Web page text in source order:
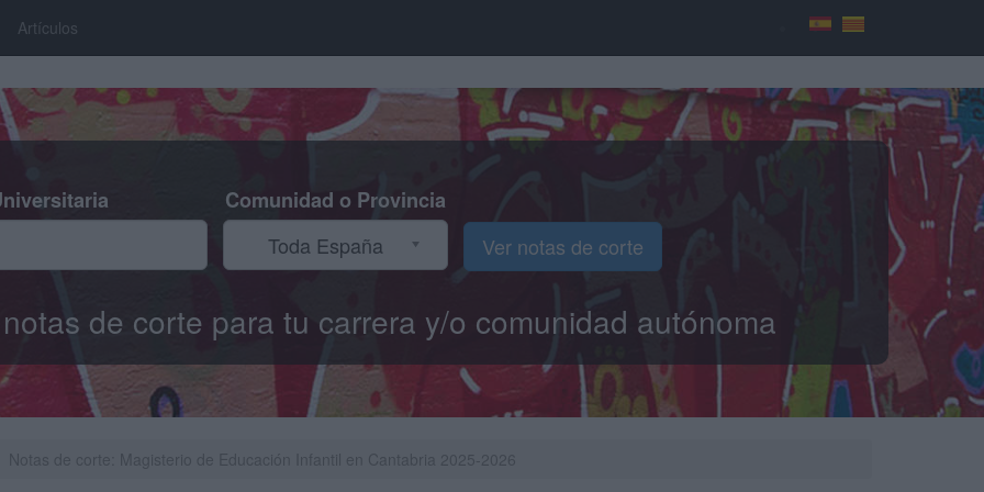
Artículos
Comunidad o Provincia
Toda España
Ver notas de corte
de corte para tu carrera y/o comunidad autónoma